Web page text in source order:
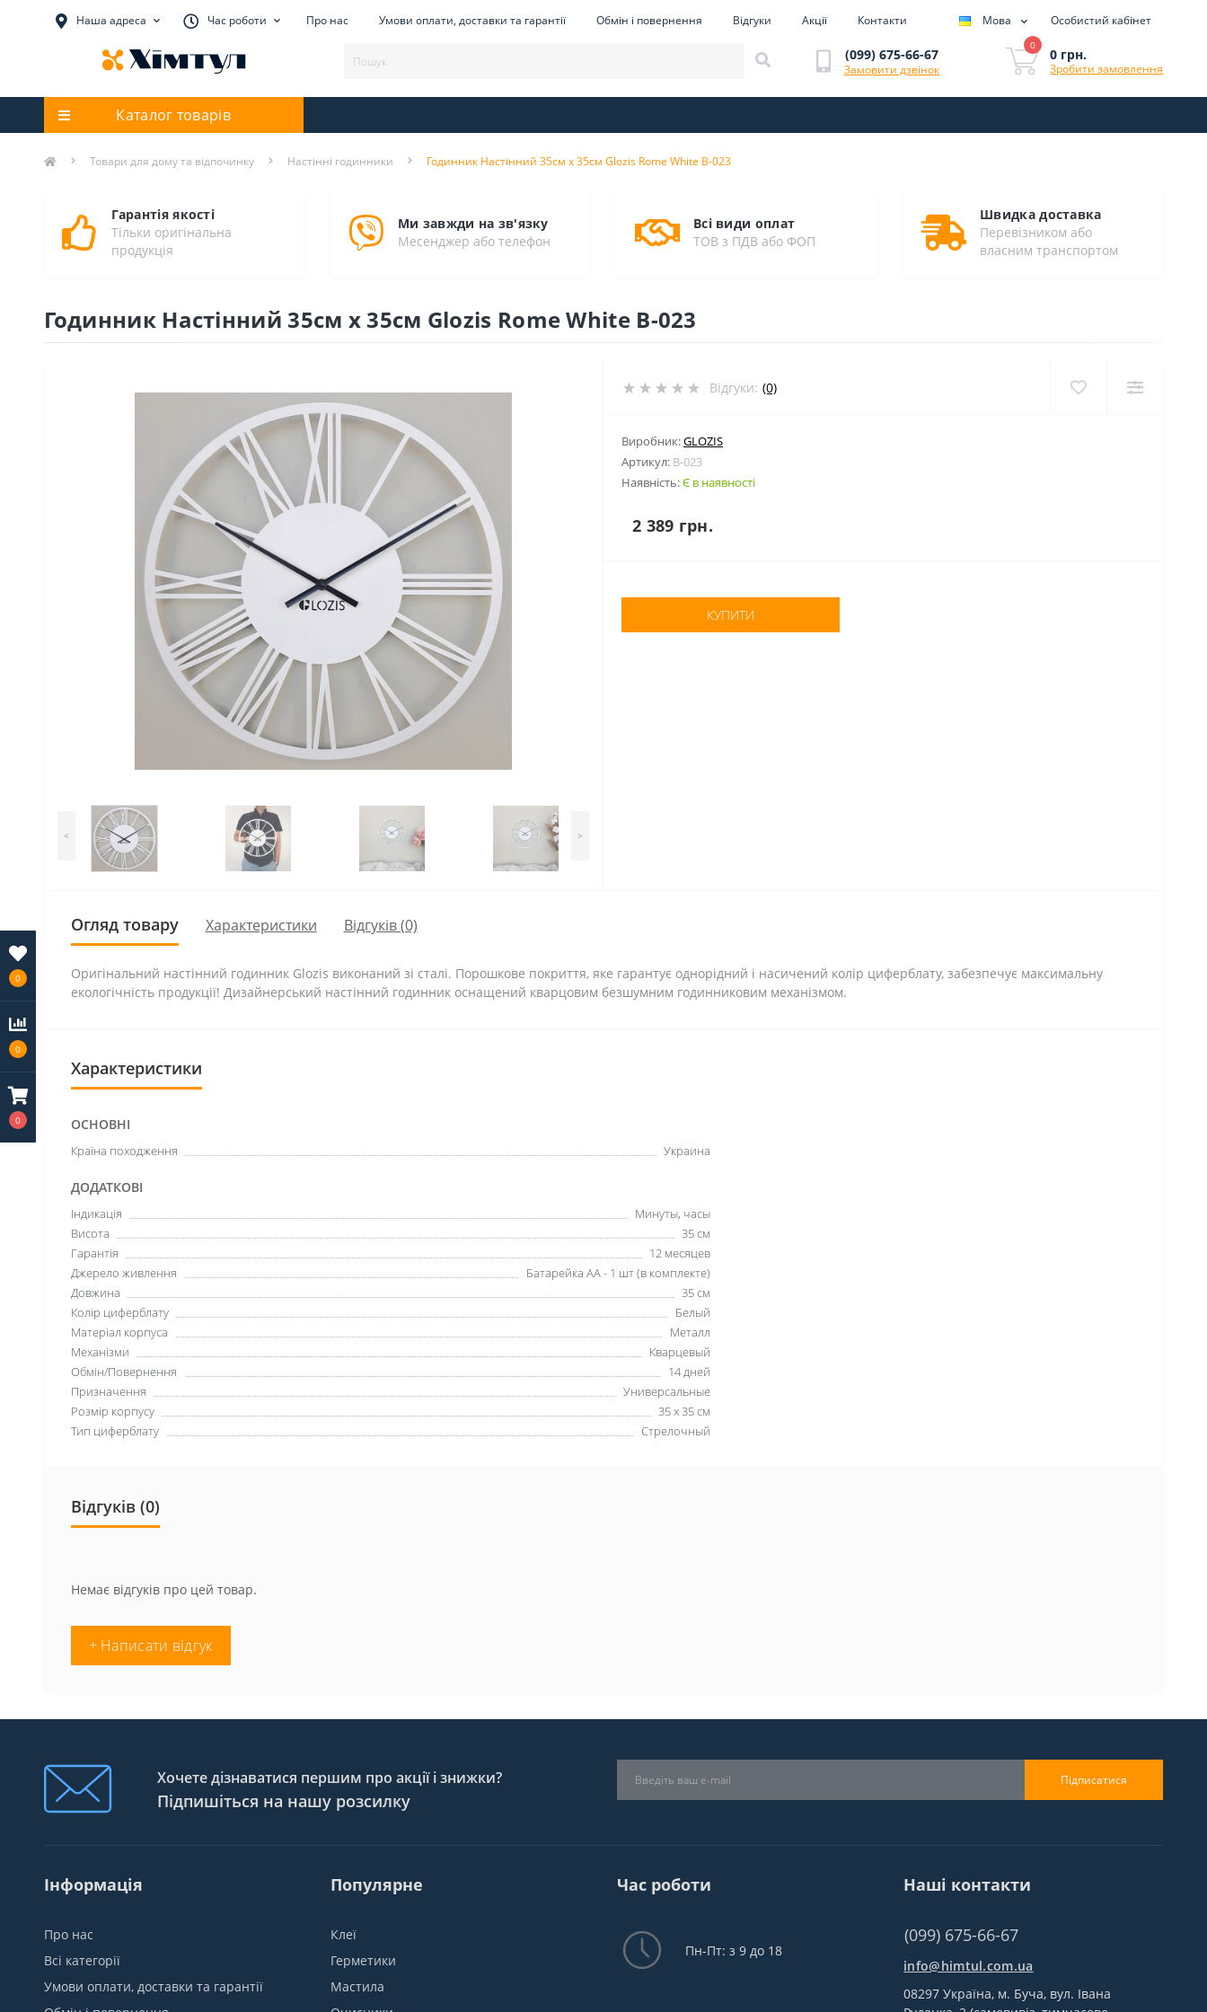
0
0
0
Наша адреса Час роботи Про нас Умови оплати, доставки та гарантії Обмін і повернення Відгуки Акції Контакти Мова Особистий кабінет
(099) 675-66-67
Замовити дзвінок
0
0 грн.
Зробити замовлення
Каталог товарів
Товари для дому та відпочинку Настінні годинники Годинник Настінний 35см х 35см Glozis Rome White B-023
Гарантія якості
Тільки оригінальна
продукція
Ми завжди на зв'язку
Месенджер або телефон
Всі види оплат
ТОВ з ПДВ або ФОП
Швидка доставка
Перевізником або
власним транспортом
Годинник Настінний 35см х 35см Glozis Rome White B-023
< >
Відгуки: (0)
Виробник:GLOZIS
Артикул: B-023
Наявність:Є в наявності
2 389 грн.
КУПИТИ
Огляд товару Характеристики Відгуків (0)
Оригінальний настінний годинник Glozis виконаний зі сталі. Порошкове покриття, яке гарантує однорідний і насичений колір циферблату, забезпечує максимальну
екологічність продукції! Дизайнерський настінний годинник оснащений кварцовим безшумним годинниковим механізмом.
Характеристики
ОСНОВНІ
Країна походження Украина
ДОДАТКОВІ
Індикація
Минуты, часы
Висота
35 см
Гарантія
12 месяцев
Джерело живлення
Батарейка АА - 1 шт (в комплекте)
Довжина
35 см
Колір циферблату
Белый
Матеріал корпуса
Металл
Механізми
Кварцевый
Обмін/Повернення
14 дней
Призначення
Универсальные
Розмір корпусу
35 х 35 см
Тип циферблату
Стрелочный
Відгуків (0)
Немає відгуків про цей товар.
+ Написати відгук
Хочете дізнаватися першим про акції і знижки?
Підпишіться на нашу розсилку
Підписатися
Інформація
Про нас
Всі категорії
Умови оплати, доставки та гарантії
Популярне
Клеї
Герметики
Мастила
Час роботи
Пн-Пт: з 9 до 18
Наші контакти
(099) 675-66-67
info@himtul.com.ua
08297 Україна, м. Буча, вул. Івана